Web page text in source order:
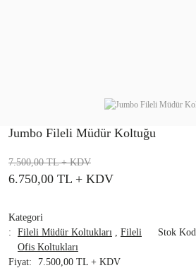
Jumbo Fileli Müdür Koltuğu
6.750,00 TL + KDV
7.500,00 TL+ KDV
Kategori
Fileli Müdür Koltukları
Fileli
Ofis Koltukları
Stok
Fiyat 7.500,00 TL + KDV